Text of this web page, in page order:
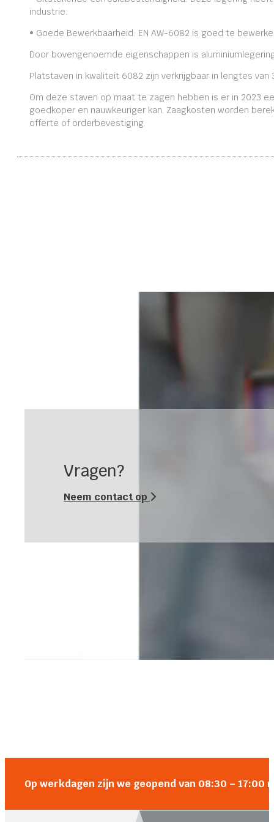
industrie.
• Goede Bewerkbaarheid: EN AW-6082 is goed te
Door bovengenoemde eigenschappen is
Platstaven in kwaliteit 6082 zijn verkrijgbaar in lengtes
Om deze staven op maat te zagen hebben is er in 2023
goedkoper en nauwkeuriger kan. Zaagkosten worden
offerte of orderbevestiging.
Vragen?
Neem contact op
Op werkdagen zijn we geopend van 08:30 –